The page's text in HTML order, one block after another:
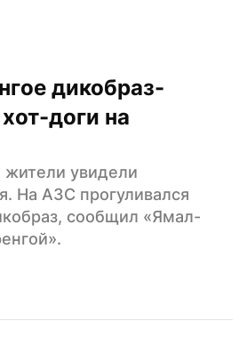
дикобраз-
доги на
увидели
На АЗС прогуливался
сообщил «Ямал-